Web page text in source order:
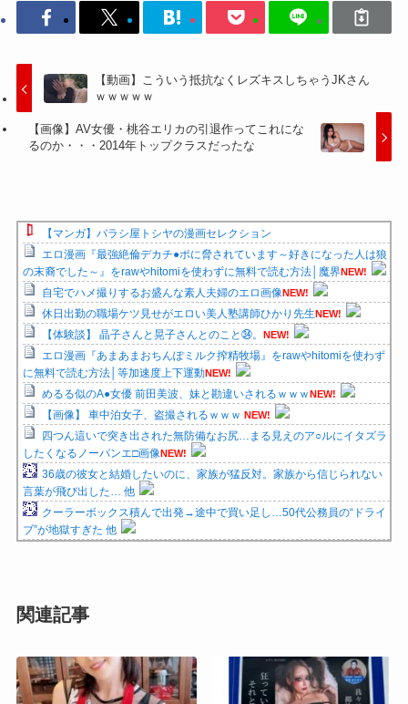
【動画】こういう抵抗なくレズキスしちゃうJKさん
ｗｗｗｗｗ
【画像】AV女優・桃谷エリカの引退作ってこれにな
るのか・・・2014年トップクラスだったな
【マンガ】バラシ屋トシヤの漫画セレクション
エロ漫画『最強絶倫デカチ●ポに脅されています～好きになった人は狼
の末裔でした～』をrawやhitomiを使わずに無料で読む方法│魔界NEW!
自宅でハメ撮りするお盛んな素人夫婦のエロ画像NEW!
休日出勤の職場ケツ見せがエロい美人塾講師ひかり先生NEW!
【体験談】 晶子さんと晃子さんとのこと㉞。 NEW!
エロ漫画『あまあまおちんぽミルク搾精牧場』をrawやhitomiを使わず
に無料で読む方法│等加速度上下運動NEW!
めるる似のA●女優 前田美波、妹と勘違いされるｗｗｗNEW!
【画像】 車中泊女子、盗撮されるｗｗｗ NEW!
四つん這いで突き出された無防備なお尻…まる見えのア○ルにイタズラ
したくなるノーパンエ□画像NEW!
36歳の彼女と結婚したいのに、家族が猛反対。家族から信じられない
言葉が飛び出した… 他
クーラーボックス積んで出発→途中で買い足し…50代公務員の“ドライ
ブ”が地獄すぎた 他
関連記事